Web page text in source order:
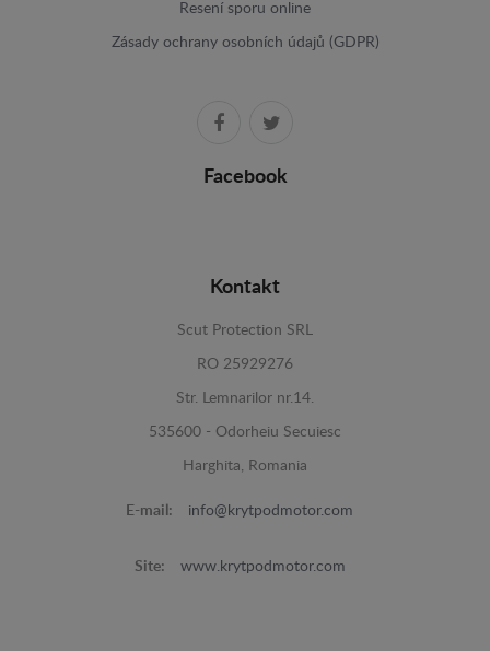
Resení sporu online
Zásady ochrany osobních údajů (GDPR)
Facebook
Kontakt
Scut Protection SRL
RO 25929276
Str. Lemnarilor nr.14.
535600 - Odorheiu Secuiesc
Harghita, Romania
E-mail: info@krytpodmotor.com
Site: www.krytpodmotor.com